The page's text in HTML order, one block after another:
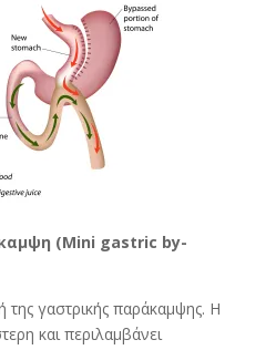
(Mini gastric by-
της γαστρικής παράκαμψης. Η
και περιλαμβάνει